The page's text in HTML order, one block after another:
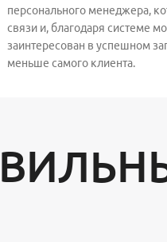
персонального менеджера,
связи и, благодаря системе
заинтересован в успешном
меньше самого клиента.